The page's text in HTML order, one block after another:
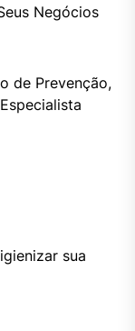
Negócios
de Prevenção,
sua